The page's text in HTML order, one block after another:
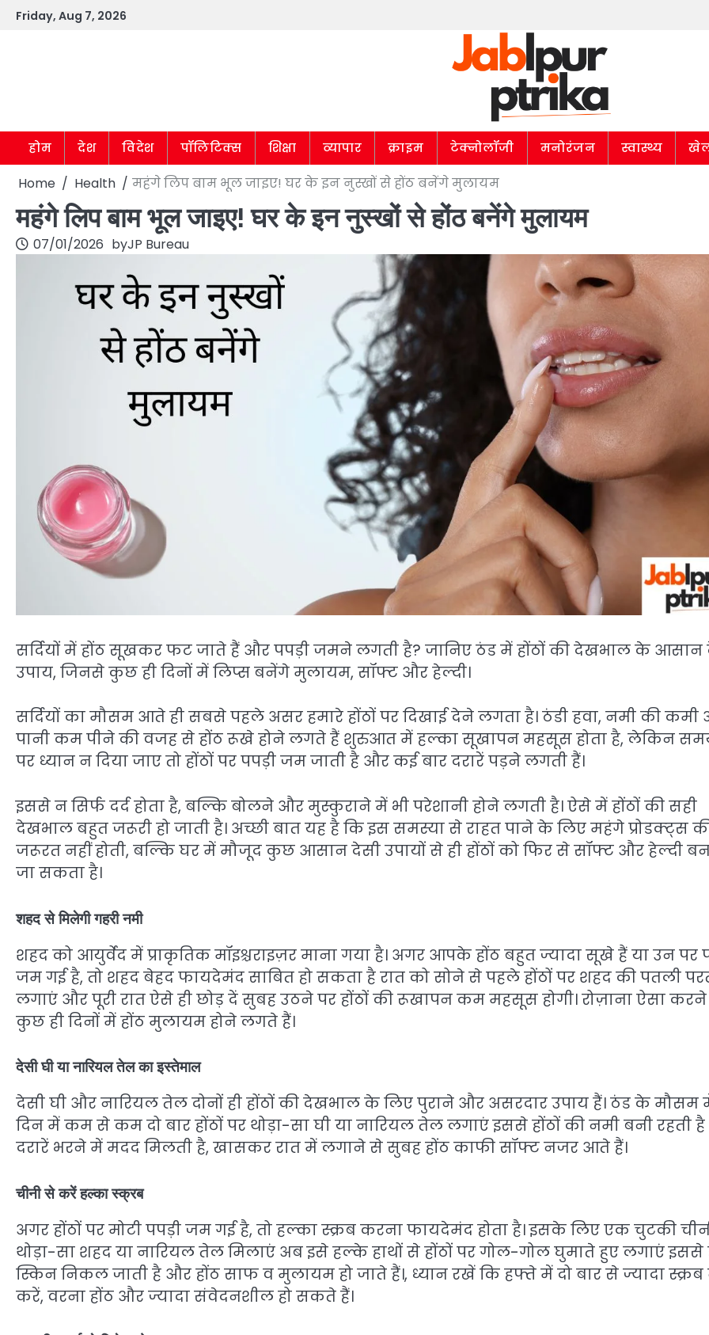
SkipFriday, Aug 7, 2026
होम देश विदेश पॉलिटिक्स शिक्षा व्यापार क्राइम टेक्नोलॉजी मनोरंजन स्वास्थ्य
Home Health महंगे लिप बाम भूल जाइए! घर के इन नुस्खों से होंठ बनेंगे मुलायम
महंगे लिप बाम भूल जाइए! घर के इन नुस्खों से होंठ बनेंगे मुलायम
07/01/2026 byJP Bureau
सर्दियों में होंठ सूखकर फट जाते हैं और पपड़ी जमने लगती है? जानिए ठंड में होंठों की देखभाल के आसान
उपाय, जिनसे कुछ ही दिनों में लिप्स बनेंगे मुलायम, सॉफ्ट और हेल्दी।
सर्दियों का मौसम आते ही सबसे पहले असर हमारे होंठों पर दिखाई देने लगता है। ठंडी हवा, नमी की कमी
पानी कम पीने की वजह से होंठ रूखे होने लगते हैं शुरुआत में हल्का सूखापन महसूस होता है, लेकिन
पर ध्यान न दिया जाए तो होंठों पर पपड़ी जम जाती है और कई बार दरारें पड़ने लगती हैं।
इससे न सिर्फ दर्द होता है, बल्कि बोलने और मुस्कुराने में भी परेशानी होने लगती है। ऐसे में होंठों की सही
देखभाल बहुत जरूरी हो जाती है। अच्छी बात यह है कि इस समस्या से राहत पाने के लिए महंगे प्रोडक्ट्स
जरूरत नहीं होती, बल्कि घर में मौजूद कुछ आसान देसी उपायों से ही होंठों को फिर से सॉफ्ट और हेल्दी
जा सकता है।
शहद से मिलेगी गहरी नमी
शहद को आयुर्वेद में प्राकृतिक मॉइश्चराइज़र माना गया है। अगर आपके होंठ बहुत ज्यादा सूखे हैं या उन पर
जम गई है, तो शहद बेहद फायदेमंद साबित हो सकता है रात को सोने से पहले होंठों पर शहद की पतली
लगाएं और पूरी रात ऐसे ही छोड़ दें सुबह उठने पर होंठों की रूखापन कम महसूस होगी। रोज़ाना ऐसा
कुछ ही दिनों में होंठ मुलायम होने लगते हैं।
देसी घी या नारियल तेल का इस्तेमाल
देसी घी और नारियल तेल दोनों ही होंठों की देखभाल के लिए पुराने और असरदार उपाय हैं। ठंड के मौसम
दिन में कम से कम दो बार होंठों पर थोड़ा-सा घी या नारियल तेल लगाएं इससे होंठों की नमी बनी रहती
दरारें भरने में मदद मिलती है, खासकर रात में लगाने से सुबह होंठ काफी सॉफ्ट नजर आते हैं।
चीनी से करें हल्का स्क्रब
अगर होंठों पर मोटी पपड़ी जम गई है, तो हल्का स्क्रब करना फायदेमंद होता है। इसके लिए एक चुटकी
थोड़ा-सा शहद या नारियल तेल मिलाएं अब इसे हल्के हाथों से होंठों पर गोल-गोल घुमाते हुए लगाएं इससे
स्किन निकल जाती है और होंठ साफ व मुलायम हो जाते हैं।, ध्यान रखें कि हफ्ते में दो बार से ज्यादा
करें, वरना होंठ और ज्यादा संवेदनशील हो सकते हैं।